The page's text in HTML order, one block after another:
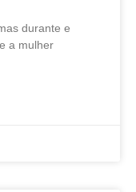
durante e
a mulher